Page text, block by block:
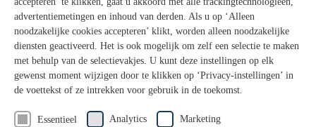
Voegen / Siliconen
Montagelijmen
Natuursteenprogramma
Vloerbedekkings- en parketlijmen
Wandegalesaties
Accessoires
PANDOMO®
Badkamerrenovatie met wedi
advertentiemetingen en inhoud van derden. Als u op ‘Alleen
noodzakelijke cookies accepteren’ klikt, worden alleen noodzakelijke
diensten geactiveerd. Het is ook mogelijk om zelf een selectie te maken
met behulp van de selectievakjes. U kunt deze instellingen op elk
gewenst moment wijzigen door te klikken op ‘Privacy-instellingen’ in
de voettekst of ze intrekken voor gebruik in de toekomst.
Essentieel Analytics Marketing